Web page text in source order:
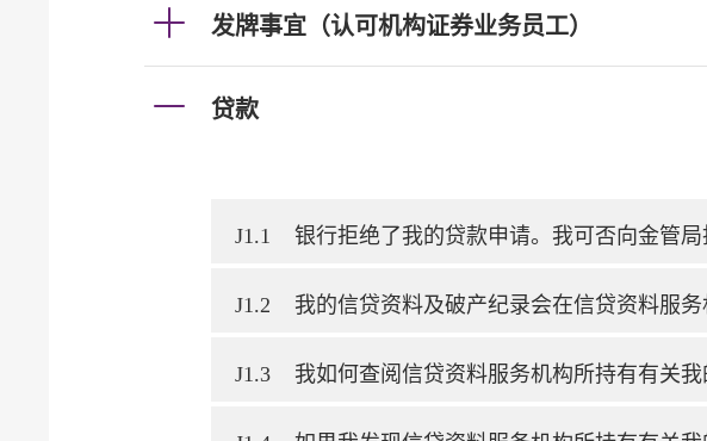
发牌事宜（认可机构证券业务员工）
贷款
J1.1 银行拒绝了我的贷款申请。我可否向金管
J1.2 我的信贷资料及破产纪录会在信贷资料服务
J1.3 我如何查阅信贷资料服务机构所持有有关我